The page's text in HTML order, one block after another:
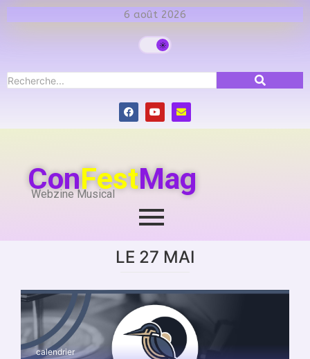
6 août 2026
ConFestMag
Webzine Musical
LE 27 MAI
calendrier